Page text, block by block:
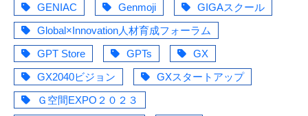
GENIAC
Genmoji
GIGAスクール
Global×Innovation人材育成フォーラム
GPT Store
GPTs
GX
GX2040ビジョン
GXスタートアップ
Ｇ空間EXPO２０２３